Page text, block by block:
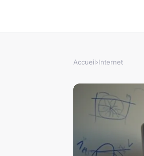
Accueil›Internet